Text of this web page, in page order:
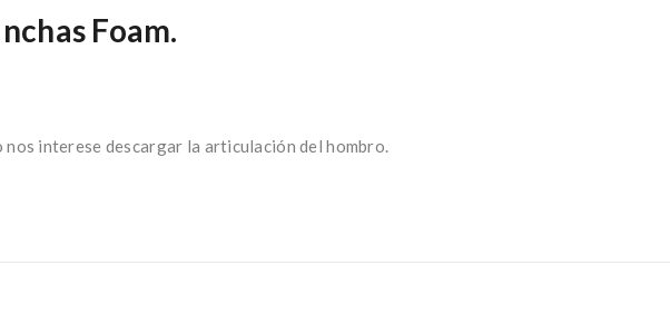
Foam.
interese descargar la articulación del hombro.